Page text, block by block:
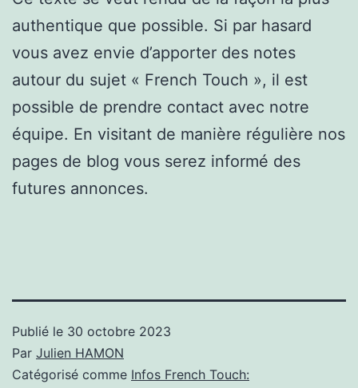
authentique que possible. Si par hasard
vous avez envie d’apporter des notes
autour du sujet « French Touch », il est
possible de prendre contact avec notre
équipe. En visitant de manière régulière nos
pages de blog vous serez informé des
futures annonces.
Publié le 30 octobre 2023
Par Julien HAMON
Catégorisé comme Infos French Touch: